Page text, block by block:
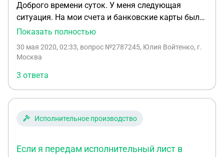
Доброго времени суток. У меня следующая
ситуация. На мои счета и банковские карты был
наложен арест судебным приставом-
производства (долги по кредитам). Поскольку
это в тот момент, когда с моей карты списались
все, хоть и незначительные, средства, которые на
ней были. Это произошло приблизительно пол
года назад. С тех пор всё, что приходит мне на
карту, сразу же списывается в счёт
пособий). Но дело в том, что моя нынешняя
Показать полностью
30 мая 2020, 02:33, вопрос №2787245, Юлия Войтенко, г.
Москва
3 ответа
Исполнительное производство
Если я передам исполнительный лист в